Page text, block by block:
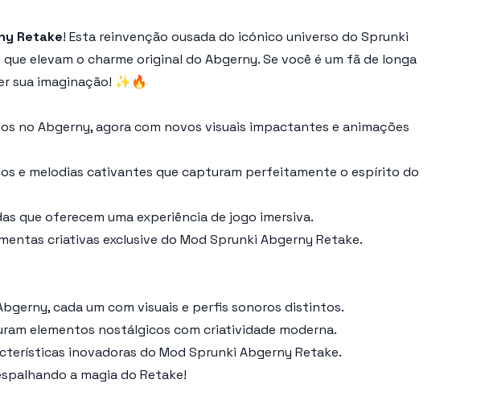
Retake! Esta reinvenção ousada do icónico universo do Sprunki
elevam o charme original do Abgerny. Se você é um fã de longa
sua imaginação! ✨🔥
no Abgerny, agora com novos visuais impactantes e animações
e melodias cativantes que capturam perfeitamente o espírito do
que oferecem uma experiência de jogo imersiva.
criativas exclusive do Mod Sprunki Abgerny Retake.
cada um com visuais e perfis sonoros distintos.
elementos nostálgicos com criatividade moderna.
inovadoras do Mod Sprunki Abgerny Retake.
a magia do Retake!